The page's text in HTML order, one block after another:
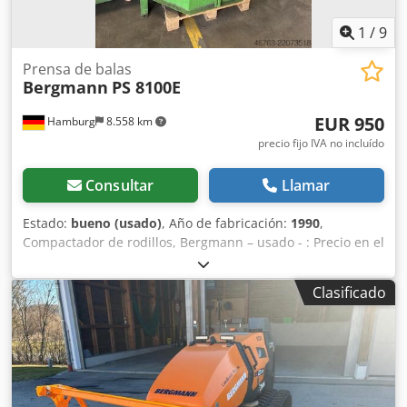
1 /9
Hamburg 8.558 km
Prensa de balas
Bergmann PS 8100E
EUR 950
precio fijo IVA no incluído
Consultar Llamar
Estado: bueno (usado), Año de fabricación: 1990,
Compactador de rodillos, Bergmann – usado - : Precio en el
lugar: solo 950.-€ (neto) Fabricante: Bergmann Modelo: PS
8100E Año de fabricación: 1990 Número de serie: 05 3658
2845/90 Presión de prensado: to Peso propio: 750kg 400V,
5,5kW Estado: bueno Chedszbygrjpfx Alfja Disponible: a
partir del Q4/2026 Ubicación: Hamburgo Compactación
eficiente de residuos: Un tambor de acero especial permite
la recogida, trituración y compactación eficaz de residuos,
reduciendo su volumen hasta nueve veces. Llenado
Clasificado